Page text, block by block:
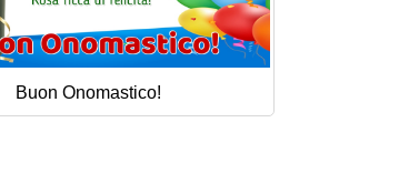
Buon Onomastico!